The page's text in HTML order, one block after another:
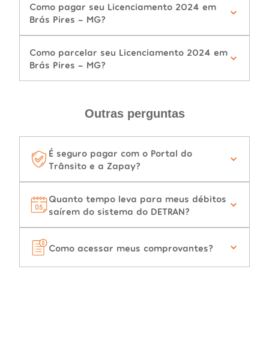
Como pagar seu Licenciamento 2024 em
Brás Pires - MG?
Como parcelar seu Licenciamento 2024 em
Brás Pires - MG?
Outras perguntas
É seguro pagar com o Portal do
Trânsito e a Zapay?
Quanto tempo leva para meus débitos
saírem do sistema do DETRAN?
Como acessar meus comprovantes?